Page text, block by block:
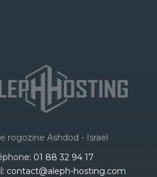
rogozine Ashdod - Israël
01 88 32 94 17
contact@aleph-hosting.com